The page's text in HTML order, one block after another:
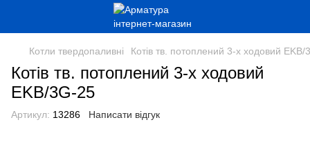
Котли твердопаливні Котів тв. потоплений 3-х ходовий EKB/
Котів тв. потоплений 3-х ходовий
EKB/3G-25
Артикул: 13286 Написати відгук